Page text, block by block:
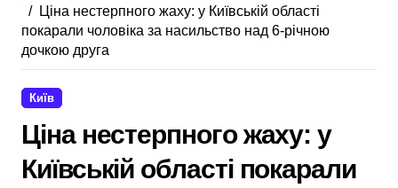
Ціна нестерпного жаху: у Київській області
покарали чоловіка за насильство над 6-річною
дочкою друга
Київ
Ціна нестерпного жаху: у
Київській області покарали